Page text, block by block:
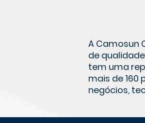
A Camosun
de
tem uma
mais de
negócios,